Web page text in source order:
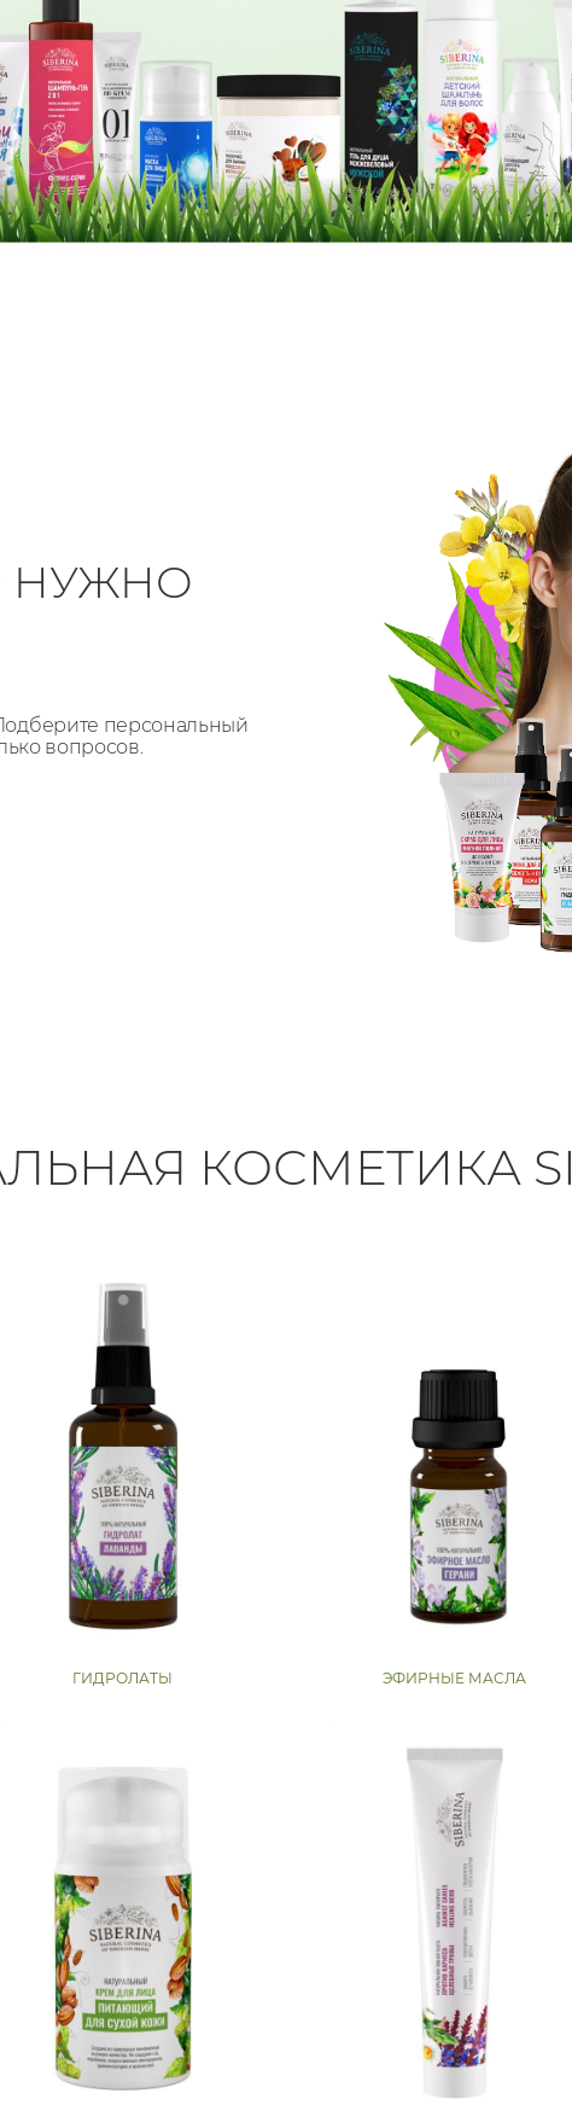
НУЖНО
персональный
вопросов.
КОСМЕТИКА
ГИДРОЛАТЫ ЭФИРНЫЕ МАСЛА